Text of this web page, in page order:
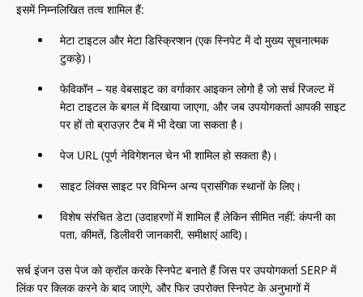
इसमें निम्नलिखित तत्व शामिल हैं:
मेटा टाइटल और मेटा डिस्क्रिप्शन (एक स्निपेट में दो मुख्य सूचनात्मक
टुकड़े)।
फेविकॉन – यह वेबसाइट का वर्गाकार आइकन लोगो है जो सर्च रिजल्ट में
मेटा टाइटल के बगल में दिखाया जाएगा, और जब उपयोगकर्ता आपकी साइट
पर हों तो ब्राउज़र टैब में भी देखा जा सकता है।
पेज URL (पूर्ण नेविगेशनल चेन भी शामिल हो सकता है)।
साइट लिंक्स साइट पर विभिन्न अन्य प्रासंगिक स्थानों के लिए।
विशेष संरचित डेटा (उदाहरणों में शामिल हैं लेकिन सीमित नहीं: कंपनी का
पता, कीमतें, डिलीवरी जानकारी, समीक्षाएं आदि)।
सर्च इंजन उस पेज को क्रॉल करके स्निपेट बनाते हैं जिस पर उपयोगकर्ता SERP में
लिंक पर क्लिक करने के बाद जाएंगे, और फिर उपरोक्त स्निपेट के अनुभागों में